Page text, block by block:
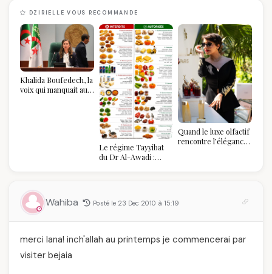
DZIRIELLE VOUS RECOMMANDE
Khalida Boufedech, la
voix qui manquait au
Le régime Tayyibat
du Dr Al-Awadi :
vraiment savoir
Quand le luxe olfactif
rencontre l’élégance
Wahiba Posté le 23 Dec 2010 à 15:19
merci lana! inch'allah au printemps je commencerai par
visiter bejaia